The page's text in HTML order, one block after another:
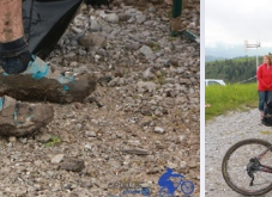
BerGiBike 2016 059